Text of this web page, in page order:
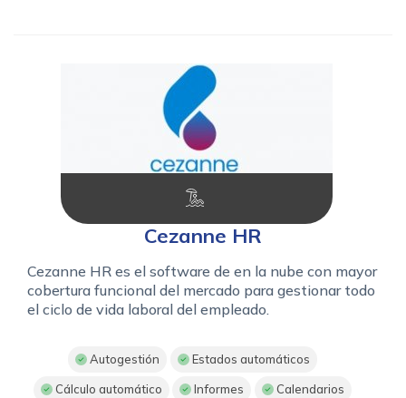
Cezanne HR
Cezanne HR es el software de en la nube con mayor
cobertura funcional del mercado para gestionar todo
el ciclo de vida laboral del empleado.
Autogestión Estados automáticos
Cálculo automático Informes Calendarios